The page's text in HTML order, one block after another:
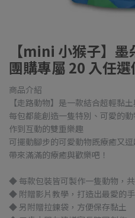
【mini 小猴子】
團購專屬 20 入任選
商品介紹
【走路動物】是一款結合超輕黏
每包都能創造一隻特別、可愛的
作到互動的雙重樂趣
可擺動腳步的可愛動物既療癒又
帶來滿滿的療癒與歡樂吧！
◆ 每款包裝皆可製作一隻動物，
◆ 附贈影片教學，打造出最愛的
◆ 另附贈拉鍊袋，方便保存黏土